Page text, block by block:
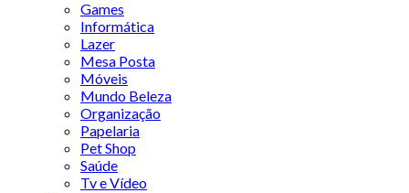
Games
Informática
Lazer
Mesa Posta
Móveis
Mundo Beleza
Organização
Papelaria
Pet Shop
Saúde
Tv e Vídeo